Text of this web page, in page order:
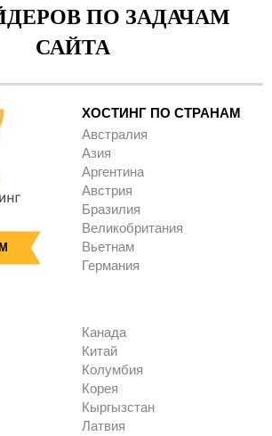
ПО ЗАДАЧАМ
САЙТА
ХОСТИНГ ПО СТРАНАМ
Австралия
Азия
Аргентина
Австрия
Бразилия
Великобритания
Вьетнам
Германия
Канада
Китай
Колумбия
Корея
Кыргызстан
Латвия